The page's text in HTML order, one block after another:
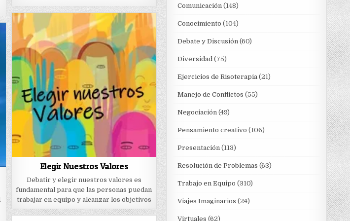
Elegir Nuestros Valores
Debatir y elegir nuestros valores es
fundamental para que las personas puedan
trabajar en equipo y alcanzar los objetivos
Comunicación(148)
Conocimiento (104)
Debate y Discusión(60)
Diversidad(75)
Ejercicios de Risoterapia(21)
Manejo de Conflictos (55)
Negociación(49)
Pensamiento creativo (106)
Presentación(113)
Resolución de Problemas (63)
Trabajo en Equipo (310)
Viajes Imaginarios (24)
Virtuales (62)